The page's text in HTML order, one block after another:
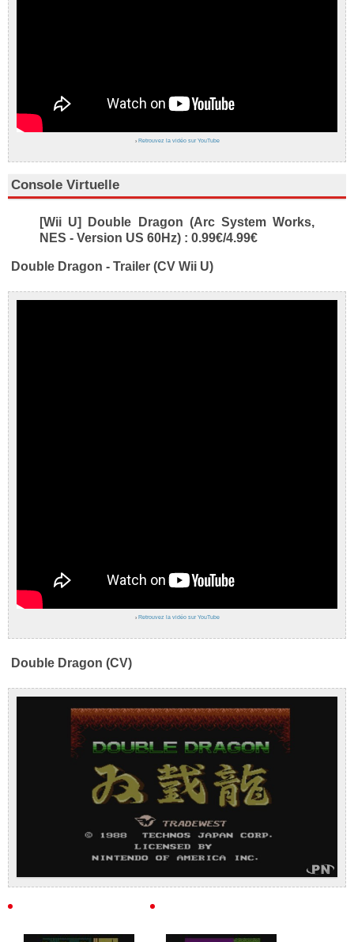
› Retrouvez la vidéo sur YouTube
Console Virtuelle
[Wii U] Double Dragon (Arc System Works,
NES - Version US 60Hz) : 0.99€/4.99€
Double Dragon - Trailer (CV Wii U)
› Retrouvez la vidéo sur YouTube
Double Dragon (CV)